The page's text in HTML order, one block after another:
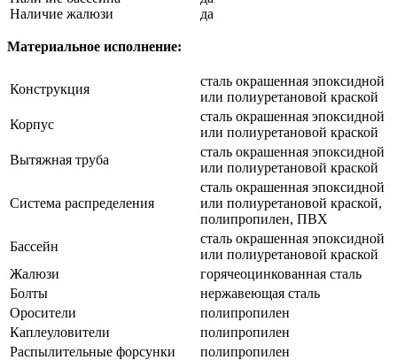
Наличие жалюзи
да
Материальное исполнение:
Конструкция
сталь окрашенная эпоксидной
или полиуретановой краской
Корпус
сталь окрашенная эпоксидной
или полиуретановой краской
Вытяжная труба
сталь окрашенная эпоксидной
или полиуретановой краской
Система распределения
сталь окрашенная эпоксидной
или полиуретановой краской,
полипропилен, ПВХ
Бассейн
сталь окрашенная эпоксидной
или полиуретановой краской
Жалюзи
горячеоцинкованная сталь
Болты
нержавеющая сталь
Оросители
полипропилен
Каплеуловители
полипропилен
Распылительные форсунки
полипропилен